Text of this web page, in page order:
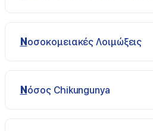
Νοσοκομειακές Λοιμώξεις
Νόσος Chikungunya